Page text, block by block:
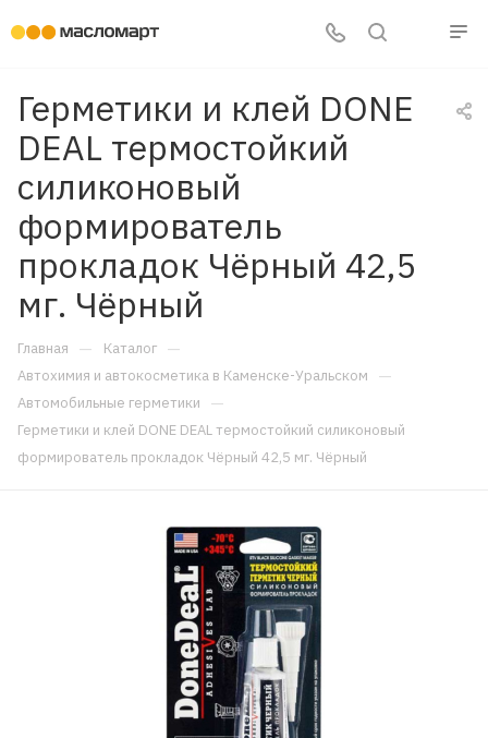
Герметики и клей DONE
DEAL термостойкий
силиконовый
формирователь
прокладок Чёрный 42,5
мг. Чёрный
Главная — Каталог —
Автохимия и автокосметика в Каменске-Уральском —
Автомобильные герметики —
Герметики и клей DONE DEAL термостойкий силиконовый
формирователь прокладок Чёрный 42,5 мг. Чёрный